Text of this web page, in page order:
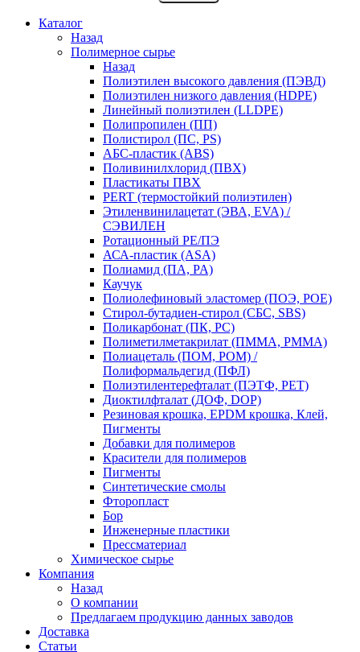
Каталог
Назад
Полимерное сырье
Назад
Полиэтилен высокого давления (ПЭВД)
Полиэтилен низкого давления (HDPE)
Линейный полиэтилен (LLDPE)
Полипропилен (ПП)
Полистирол (ПС, PS)
АБС-пластик (ABS)
Поливинилхлорид (ПВХ)
Пластикаты ПВХ
PERT (термостойкий полиэтилен)
Этиленвинилацетат (ЭВА, EVA) /
СЭВИЛЕН
Ротационный PE/ПЭ
АСА-пластик (ASA)
Полиамид (ПА, PA)
Каучук
Полиолефиновый эластомер (ПОЭ, POE)
Стирол-бутадиен-стирол (СБС, SBS)
Поликарбонат (ПК, PC)
Полиметилметакрилат (ПММА, PMMA)
Полиацеталь (ПОМ, POM) /
Полиформальдегид (ПФЛ)
Полиэтилентерефталат (ПЭТФ, PET)
Диоктилфталат (ДОФ, DOP)
Резиновая крошка, EPDM крошка, Клей,
Пигменты
Добавки для полимеров
Красители для полимеров
Пигменты
Синтетические смолы
Фторопласт
Бор
Инженерные пластики
Прессматериал
Химическое сырье
Компания
Назад
О компании
Предлагаем продукцию данных заводов
Доставка
Статьи